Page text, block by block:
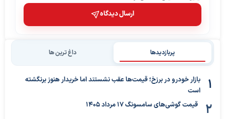
ارسال دیدگاه
پربازدیدها داغ ترین ها
بازار خودرو در برزخ؛ قیمت‌ها عقب نشستند اما خریدار هنوز برنگشته
است
قیمت گوشی‌های سامسونگ 17 مرداد 1405